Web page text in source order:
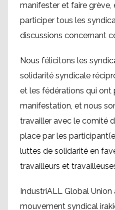
manifester et faire
participer tous les
discussions concernant
Nous félicitons les
solidarité syndicale
et les fédérations qui ont
manifestation, et nous
travailler avec le comité
place par les
luttes de solidarité en
travailleurs et
IndustriALL Global
mouvement syndical